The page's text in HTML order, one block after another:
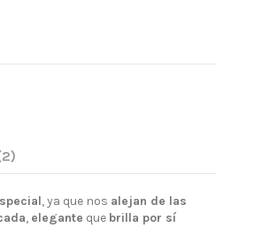
, ya que nos alejan de las
, elegante que brilla por sí